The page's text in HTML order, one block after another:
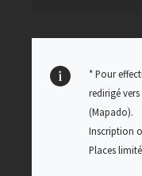
* Pour
redirigé
(Mapado).
Inscription
Places